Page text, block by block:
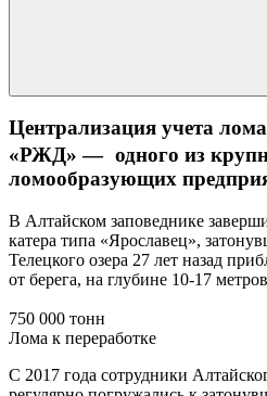
Централизация учета
«РЖД» — одного из
ломообразующих
В Алтайском заповеднике
катера типа «Ярославец»,
Телецкого озера 27 лет назад
от берега, на глубине 10-17
750 000 тонн
Лома к переработке
С 2017 года сотрудники